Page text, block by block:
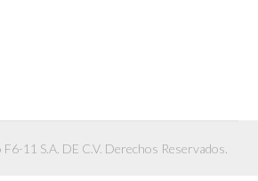
11 S.A. DE C.V. Derechos Reservados.